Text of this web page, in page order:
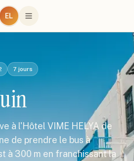
EL
7 jours
à l'Hôtel VIME HELYA de
de prendre le bus à
à 300 m en franchissant la